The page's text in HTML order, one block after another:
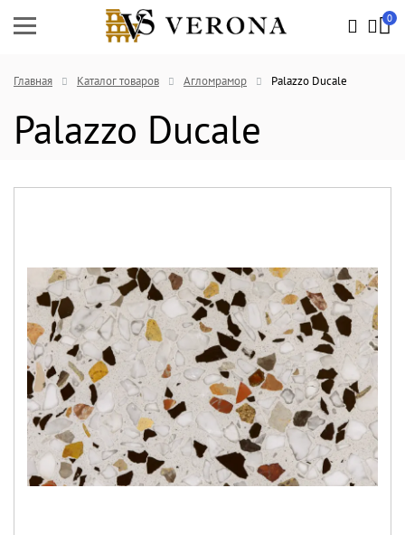
0
Главная Каталог товаров Агломрамор Palazzo Ducale
Palazzo Ducale